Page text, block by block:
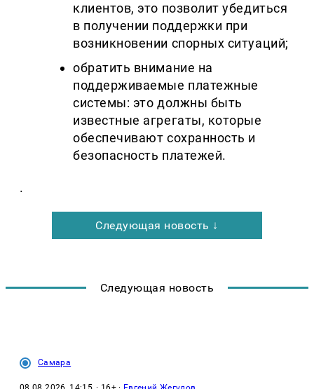
клиентов, это позволит убедиться
в получении поддержки при
возникновении спорных ситуаций;
обратить внимание на
поддерживаемые платежные
системы: это должны быть
известные агрегаты, которые
обеспечивают сохранность и
безопасность платежей.
.
Следующая новость ↓
Следующая новость
Самара